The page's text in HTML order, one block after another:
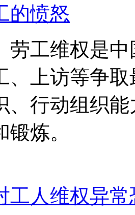
的愤怒
劳工维权是
、上访等争
、行动组织
炼。
工人维权异